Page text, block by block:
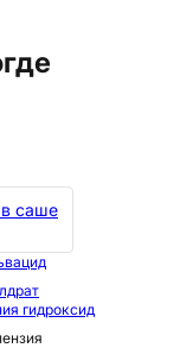
саше
гидроксид